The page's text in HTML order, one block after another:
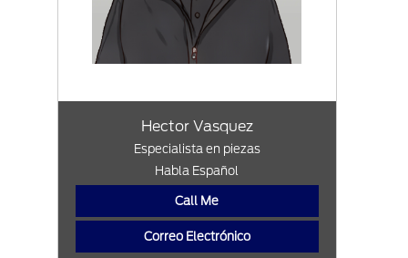
Hector Vasquez
Especialista en piezas
Habla Español
Call Me
Correo Electrónico